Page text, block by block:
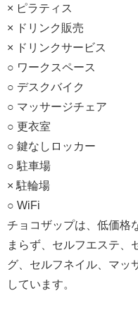
× ピラティス
× ドリンク販売
× ドリンクサービス
○ ワークスペース
○ デスクバイク
○ マッサージチェア
○ 更衣室
○ 鍵なしロッカー
○ 駐車場
× 駐輪場
○ WiFi
チョコザップは、低価格
まらず、セルフエステ、
グ、セルフネイル、マッ
しています。